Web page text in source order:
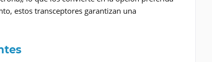
estos transceptores garantizan una